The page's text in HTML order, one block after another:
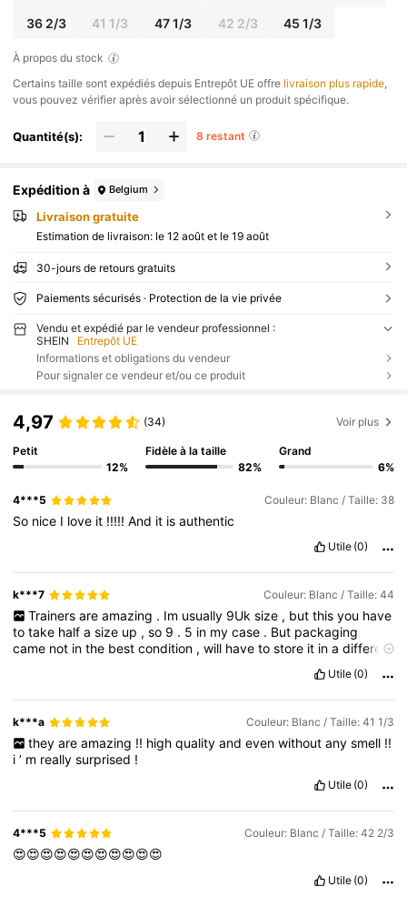
36 2/3 41 1/3 47 1/3 42 2/3 45 1/3
À propos du stock
​Certains taille sont expédiés depuis Entrepôt UE offre livraison plus rapide
vous pouvez vérifier après avoir sélectionné un produit spécifique.
Quantité(s): 8 restant
Expédition à Belgium
Livraison gratuite
Estimation de livraison: le 12 août et le 19 août
30-jours de retours gratuits
Paiements sécurisés · Protection de la vie privée
Vendu et expédié par le vendeur professionnel :
SHEIN
Entrepôt UE
Informations et obligations du vendeur
Pour signaler ce vendeur et/ou ce produit
4,97 (34) Voir plus
Petit
12%
Fidèle à la taille
82%
Grand
6%
4***5 Couleur: Blanc / Taille: 38
So nice I love it !!!!!And it isauthentic
Utile (0)
k***7 Couleur: Blanc / Taille: 44
Trainers are amazing . Im usually 9Uk size , but this you have
totake halfasize up ,so 9 . 5 in mycase . But packaging
came not inthe bestcondition ,will havetostore it inadifferent
Utile (0)
k***a Couleur: Blanc / Taille: 41 1/3
they are amazing !! high quality and even without any smell !!
i’ m reallysurprised !
Utile (0)
4***5 Couleur: Blanc / Taille: 42 2/3
😍😍😍😍😍😍😍😍😍😍😍
Utile (0)